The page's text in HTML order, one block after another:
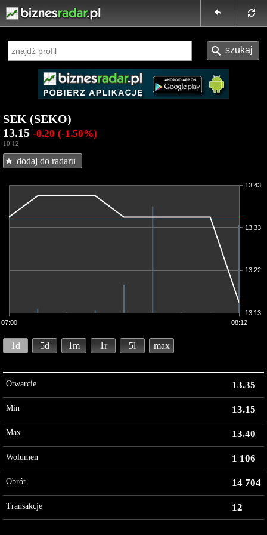
SEK (SEKO)
13.15 -0.20 (-1.50%)
10:12
dodaj do radaru
07:00 08:12
13.13
13.22
13.33
13.43
1d 5d 1m 1r 5l max
Otwarcie 13.35
Min 13.15
Max 13.40
Wolumen 1 106
Obrót 14 704
Transakcje 12